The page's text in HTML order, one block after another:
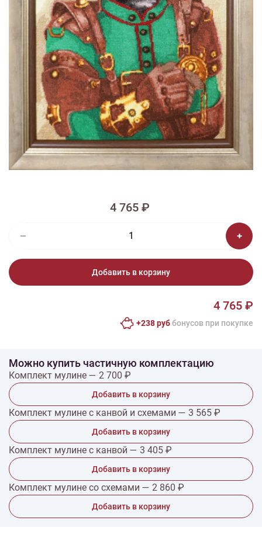
1/5
Смотреть видео - обзор
Изображения и цвет представленного товара могут незначительно
отличаться от оригинала продукции, взависимости от разрешения и
настроек вашего монитора, а также условий освещения при съемке
Вышивка ЛС-010 Мой генерал
4 765 ₽
Добавить в корзину
4 765 ₽
+238 руббонусов при покупке
Можно купить частичную комплектацию
Комплект мулине — 2 700 ₽
Добавить в корзину
Комплект мулине с канвой и схемами — 3 565 ₽
Добавить в корзину
Комплект мулине с канвой — 3 405 ₽
Добавить в корзину
Комплект мулине со схемами — 2 860 ₽
Добавить в корзину